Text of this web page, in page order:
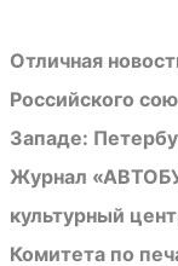
Отличная
Российского
Западе:
Журнал
культурный
Комитета по